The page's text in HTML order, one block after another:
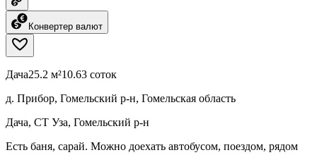
Конвертер валют
Дача25.2 м²10.63 соток
д. Прибор, Гомельский р-н, Гомельская область
Дача, СТ Уза, Гомельский р-н
Есть баня, сарай. Можно доехать автобусом, поездом, рядом